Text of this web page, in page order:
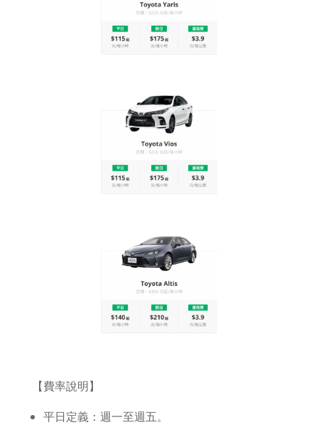
【費率說明】
平日定義：週一至週五。